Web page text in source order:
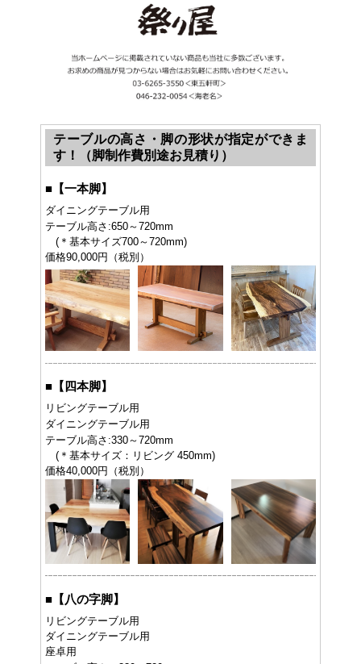
テーブルの高さ・脚の形状が指定ができま
す！（脚制作費別途お見積り）
■ 【一本脚】
ダイニングテーブル用
テーブル高さ:650～720mm
(＊基本サイズ700～720mm)
価格90,000円（税別）
■ 【四本脚】
リビングテーブル用
ダイニングテーブル用
テーブル高さ:330～720mm
(＊基本サイズ：リビング 450mm)
価格40,000円（税別）
■ 【八の字脚】
リビングテーブル用
ダイニングテーブル用
座卓用